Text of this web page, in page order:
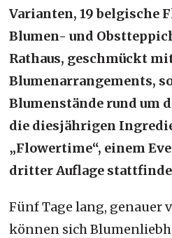
Varianten, 19 belgische
Blumen- und
Rathaus, geschmückt
Blumenarrangements,
Blumenstände rund um
die diesjährigen
„Flowertime“, einem
dritter Auflage
Fünf Tage lang, genauer
können sich